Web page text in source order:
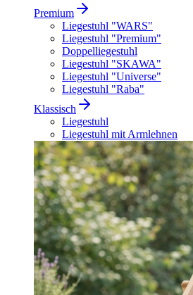
Premium
Liegestuhl "WARS"
Liegestuhl "Premium"
Doppelliegestuhl
Liegestuhl "SKAWA"
Liegestuhl "Universe"
Liegestuhl "Raba"
Klassisch
Liegestuhl
Liegestuhl mit Armlehnen